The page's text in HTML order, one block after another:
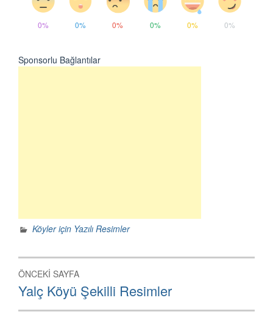
0% 0% 0% 0% 0% 0%
Sponsorlu Bağlantılar
Köyler için Yazılı Resimler
Yazı
dolaşımı
ÖNCEKI SAYFA
Önceki
Sayfa:
Yalç Köyü Şekilli Resimler